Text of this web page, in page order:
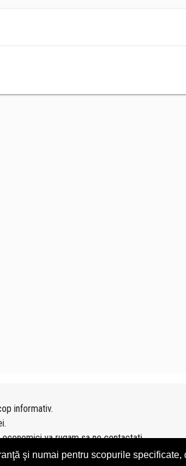
şi numai pentru scopurile
informativ.
va rugam sa ne contactati